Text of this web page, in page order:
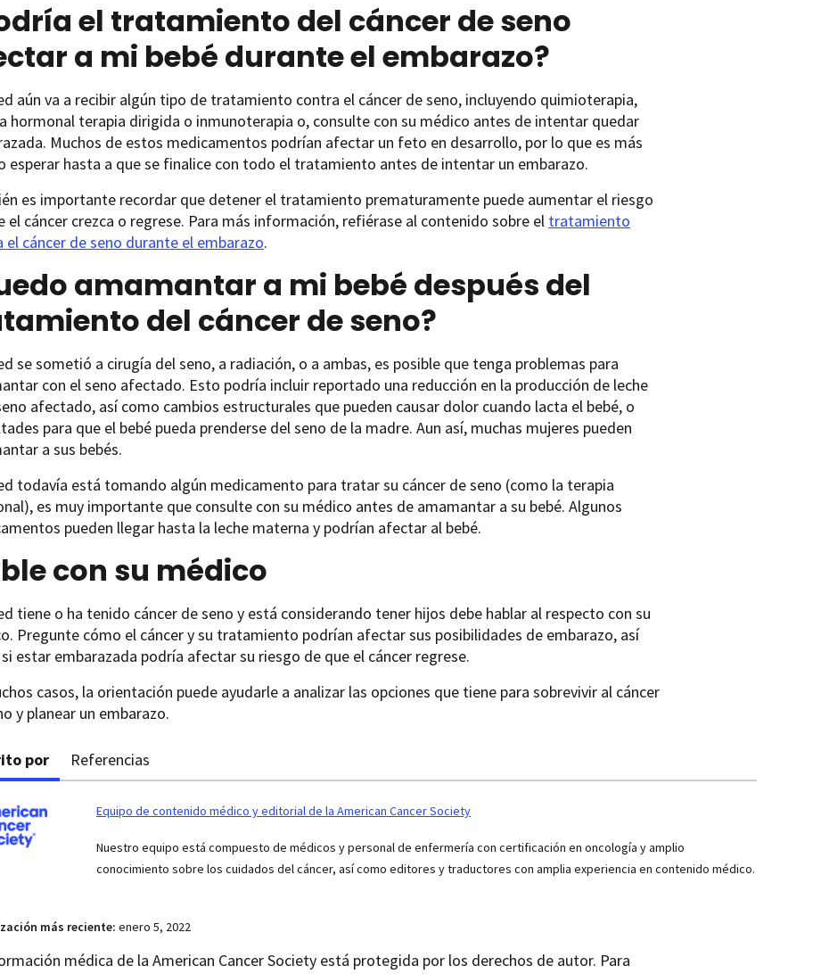
el tratamiento del cáncer de seno
a mi bebé durante el embarazo?
aún va a recibir algún tipo de tratamiento contra el cáncer de seno, incluyendo quimioterapia,
hormonal terapia dirigida o inmunoterapia o, consulte con su médico antes de intentar quedar
Muchos de estos medicamentos podrían afectar un feto en desarrollo, por lo que es más
esperar hasta a que se finalice con todo el tratamiento antes de intentar un embarazo.
es importante recordar que detener el tratamiento prematuramente puede aumentar el riesgo
el cáncer crezca o regrese. Para más información, refiérase al contenido sobre el tratamiento
el cáncer de seno durante el embarazo.
amamantar a mi bebé después del
del cáncer de seno?
se sometió a cirugía del seno, a radiación, o a ambas, es posible que tenga problemas para
con el seno afectado. Esto podría incluir reportado una reducción en la producción de leche
afectado, así como cambios estructurales que pueden causar dolor cuando lacta el bebé, o
para que el bebé pueda prenderse del seno de la madre. Aun así, muchas mujeres pueden
a sus bebés.
todavía está tomando algún medicamento para tratar su cáncer de seno (como la terapia
es muy importante que consulte con su médico antes de amamantar a su bebé. Algunos
pueden llegar hasta la leche materna y podrían afectar al bebé.
con su médico
tiene o ha tenido cáncer de seno y está considerando tener hijos debe hablar al respecto con su
Pregunte cómo el cáncer y su tratamiento podrían afectar sus posibilidades de embarazo, así
estar embarazada podría afectar su riesgo de que el cáncer regrese.
casos, la orientación puede ayudarle a analizar las opciones que tiene para sobrevivir al cáncer
y planear un embarazo.
por Referencias
Equipo de contenido médico y editorial de la American Cancer Society
Nuestro equipo está compuesto de médicos y personal de enfermería con certificación en oncología y amplio
conocimiento sobre los cuidados del cáncer, así como editores y traductores con amplia experiencia en contenido médico.
más reciente: enero 5, 2022
médica de la American Cancer Society está protegida por los derechos de autor. Para